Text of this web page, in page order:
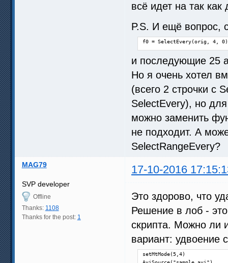
всё идет на так как
P.S. И ещё вопрос,
f0 = SelectEvery(orig, 4, 0)
и последующие 25
Но я очень хотел
(всего 2 строчки с
SelectEvery), но для
можно заменить
не подходит. А
SelectRangeEvery?
MAG79 17-10-2016
SVP developer
Offline
Thanks: 1108
Thanks for the post: 1
Это здорово, что
Решение в лоб -
скрипта. Можно ли
вариант: удвоение
setMtMode(5,4)